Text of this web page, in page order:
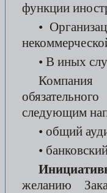
функции
•
• В иных
Компания
следующим
• общий
•
желанию